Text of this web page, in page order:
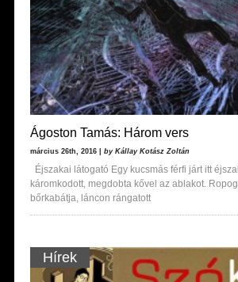
Ágoston Tamás: Három vers
március 26th, 2016 | by Kállay Kotász Zoltán
Éjszakai látogató Egy kucsmás férfi járt itt
káromkodott, megdobta kővel az ablakot.
bőrkabátja, láncon rángatott
Hírek